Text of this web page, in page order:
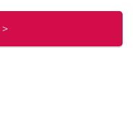
シストの他の記事を読む